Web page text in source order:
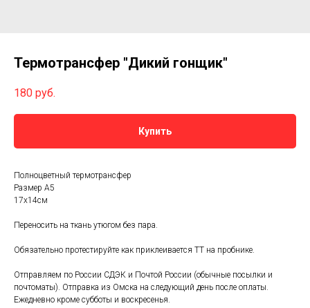
Термотрансфер "Дикий гонщик"
180 руб.
Купить
Полноцветный термотрансфер
Размер А5
17х14см
Переносить на ткань утюгом без пара.
Обязательно протестируйте как приклеивается ТТ на пробнике.
Отправляем по России СДЭК и Почтой России (обычные посылки и
почтоматы). Отправка из Омска на следующий день после оплаты.
Ежедневно кроме субботы и воскресенья.